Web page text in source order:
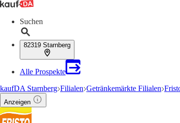
Suchen
82319 Starnberg
Alle Prospekte
kaufDA Starnberg Filialen Getränkemärkte Filialen
Anzeigen